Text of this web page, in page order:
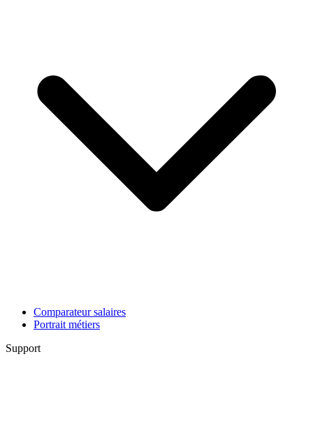
Comparateur salaires
Portrait métiers
Support